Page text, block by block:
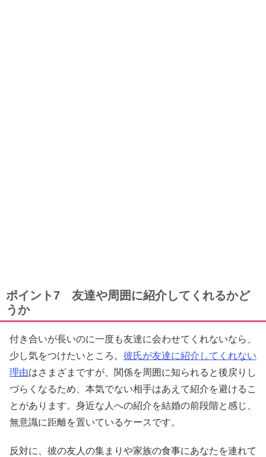
ポイント7 友達や周囲に紹介してくれるかど
うか
付き合いが長いのに一度も友達に会わせてくれないなら、
少し気をつけたいところ。 彼氏が友達に紹介してくれない
理由はさまざまですが、関係を周囲に知られると後戻りし
づらくなるため、本気でない相手はあえて紹介を避けるこ
とがあります。身近な人への紹介を結婚の前段階と感じ、
無意識に距離を置いているケースです。
反対に、彼の友人の集まりや家族の食事にあなたを連れて